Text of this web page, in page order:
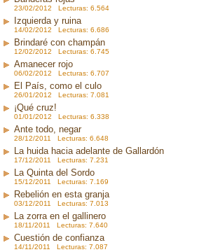
23/02/2012 Lecturas: 6.564
Izquierda y ruina
14/02/2012 Lecturas: 6.686
Brindaré con champán
12/02/2012 Lecturas: 6.745
Amanecer rojo
06/02/2012 Lecturas: 6.707
El País, como el culo
26/01/2012 Lecturas: 7.081
¡Qué cruz!
01/01/2012 Lecturas: 6.338
Ante todo, negar
28/12/2011 Lecturas: 6.648
La huida hacia adelante de Gallardón
17/12/2011 Lecturas: 7.231
La Quinta del Sordo
15/12/2011 Lecturas: 7.169
Rebelión en esta granja
03/12/2011 Lecturas: 7.013
La zorra en el gallinero
18/11/2011 Lecturas: 7.640
Cuestión de confianza
14/11/2011 Lecturas: 7.087